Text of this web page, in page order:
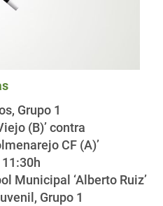
Grupo 1
(B)’ contra
CF (A)’
Municipal ‘Alberto Ruiz’
Grupo 1